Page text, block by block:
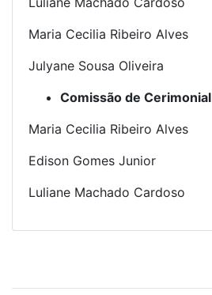
Maria Cecilia Ribeiro Alves
Julyane Sousa Oliveira
Comissão de Cerimonial
Maria Cecilia Ribeiro Alves
Edison Gomes Junior
Luliane Machado Cardoso